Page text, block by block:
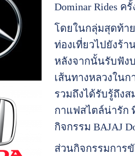
Dominar Rides ครั้
โดยในกลุ่มสุดท้า
ท่องเที่ยวไปยังร้า
หลังจากนั้นรับฟังบ
เส้นทางหลวงใน
รวมถึงได้รับรู้ถึงส
กาแฟสไตล์น่ารัก
กิจกรรม BAJAJ
ส่วนกิจกรรมการ